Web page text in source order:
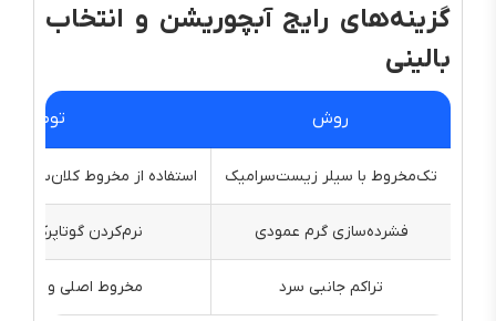
گزینه‌های رایج آبچوریشن و انتخاب
بالینی
روش توصیف
تک‌مخروط با سیلر زیست‌سرامیک استفاده از مخروط کلان‌سایز
فشرده‌سازی گرم عمودی نرم‌کردن گوتاپرکا و
تراکم جانبی سرد مخروط اصلی و